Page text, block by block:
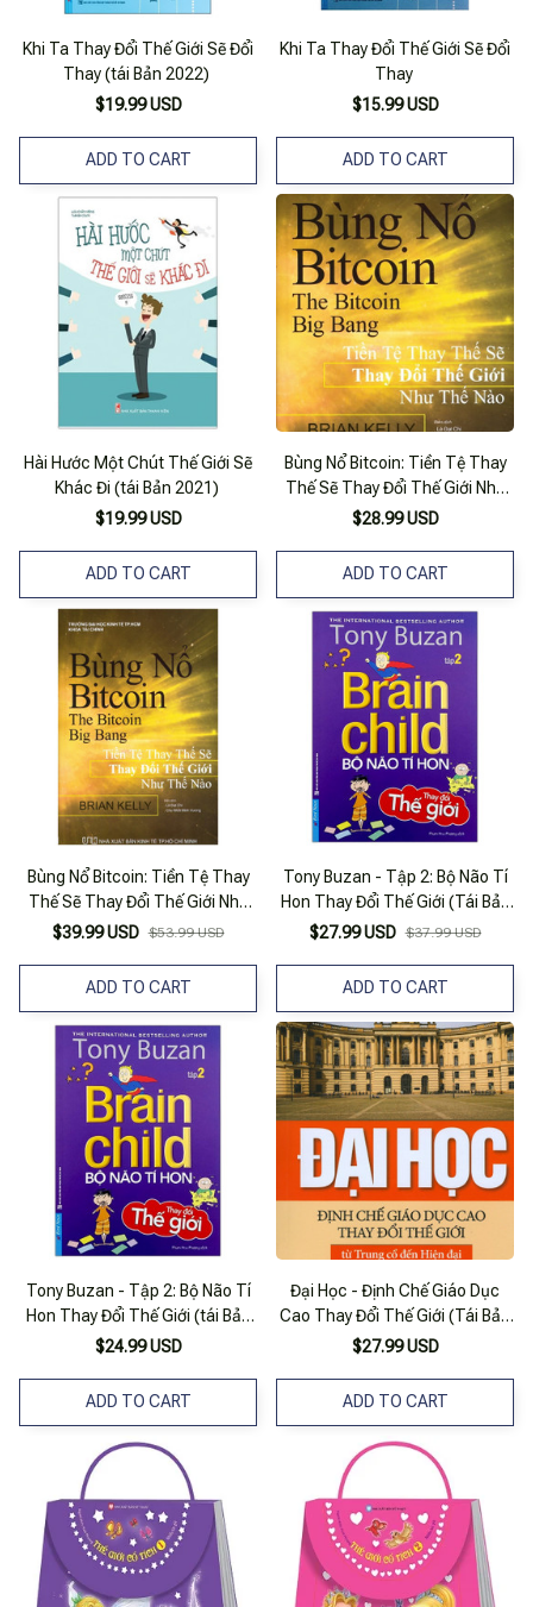
Khi Ta Thay Đổi Thế Giới Sẽ Đổi
Thay (tái Bản 2022)
$19.99 USD
ADD TO CART
Khi Ta Thay Đổi Thế Giới Sẽ Đổi
Thay
$15.99 USD
ADD TO CART
Hài Hước Một Chút Thế Giới Sẽ
Khác Đi (tái Bản 2021)
$19.99 USD
ADD TO CART
Bùng Nổ Bitcoin: Tiền Tệ Thay
Thế Sẽ Thay Đổi Thế Giới Như
Thế Nào
$28.99 USD
ADD TO CART
Bùng Nổ Bitcoin: Tiền Tệ Thay
Thế Sẽ Thay Đổi Thế Giới Như
Thế Nào
$39.99 USD $53.99 USD
ADD TO CART
Tony Buzan - Tập 2: Bộ Não Tí
Hon Thay Đổi Thế Giới (Tái Bản
2020)
$27.99 USD $37.99 USD
ADD TO CART
Tony Buzan - Tập 2: Bộ Não Tí
Hon Thay Đổi Thế Giới (tái Bản
2020)
$24.99 USD
ADD TO CART
Đại Học - Định Chế Giáo Dục
Cao Thay Đổi Thế Giới (Tái Bản
2019)
$27.99 USD
ADD TO CART